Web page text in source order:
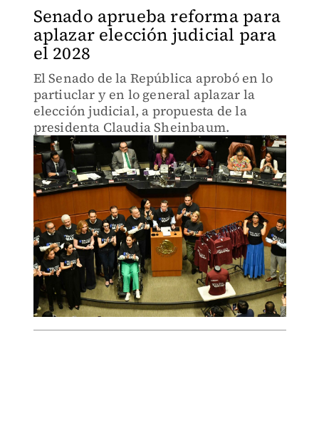
Senado aprueba reforma para
aplazar elección judicial para
el 2028
El Senado de la República aprobó en lo
partiuclar y en lo general aplazar la
elección judicial, a propuesta de la
presidenta Claudia Sheinbaum.